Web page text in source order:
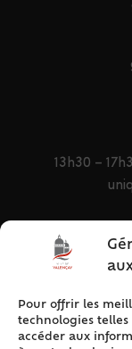
Pour offrir les
technologies telles
accéder aux
13h30 –